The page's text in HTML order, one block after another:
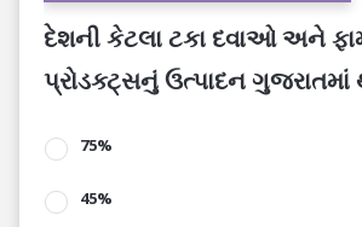
દેશની કેટલા ટકા દવાઓ અને
પ્રોડક્ટ્સનું ઉત્પાદન ગુજરાતમાં
75%
45%